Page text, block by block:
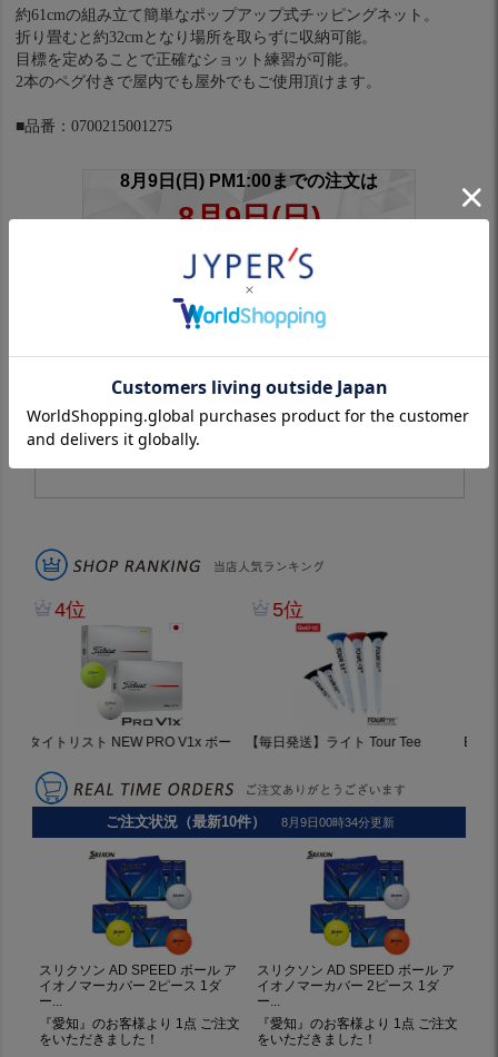
約61cmの組み立て簡単なポップアップ式チッピングネット。
折り畳むと約32cmとなり場所を取らずに収納可能。
目標を定めることで正確なショット練習が可能。
2本のペグ付きで屋内でも屋外でもご使用頂けます。
■品番：0700215001275
※スリーブ付きシャフトは対象外